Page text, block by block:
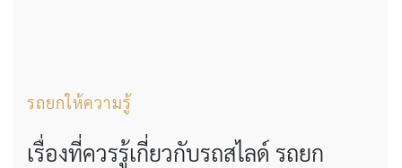
รถยกให้ความรู้
เรื่องที่ควรรู้เกี่ยวกับรถสไลด์ รถยก